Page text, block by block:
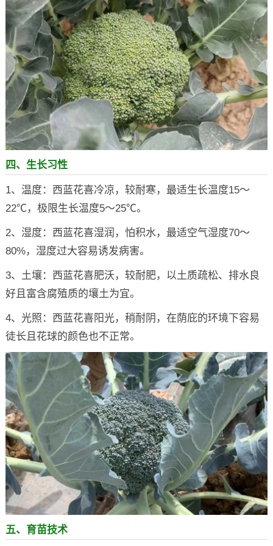
四、生长习性
1、温度：西蓝花喜冷凉，较耐寒，最适生长温度15～
22℃，极限生长温度5～25℃。
2、湿度：西蓝花喜湿润，怕积水，最适空气湿度70～
80%，湿度过大容易诱发病害。
3、土壤：西蓝花喜肥沃，较耐肥，以土质疏松、排水良
好且富含腐殖质的壤土为宜。
4、光照：西蓝花喜阳光，稍耐阴，在荫庇的环境下容易
徒长且花球的颜色也不正常。
五、育苗技术